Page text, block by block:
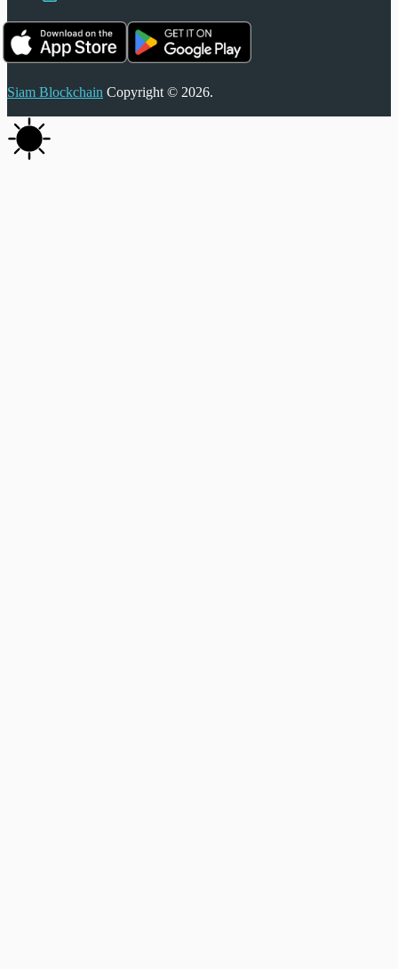
Siam Blockchain Copyright © 2026.